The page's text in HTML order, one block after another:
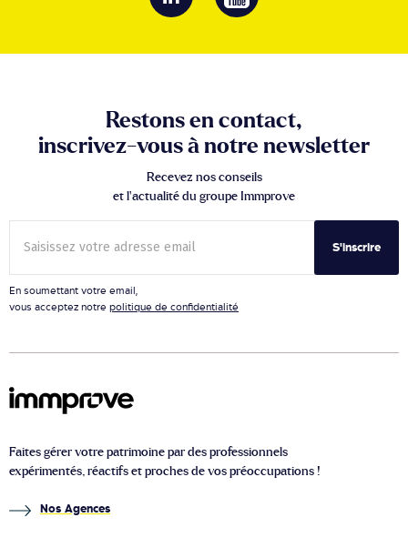
Restons en contact,
inscrivez-vous à notre newsletter
Recevez nos conseils
et l’actualité du groupe Immprove
S'inscrire
En soumettant votre email,
vous acceptez notre politique de confidentialité
Faites gérer votre patrimoine par des professionnels
expérimentés, réactifs et proches de vos préoccupations !
Nos Agences